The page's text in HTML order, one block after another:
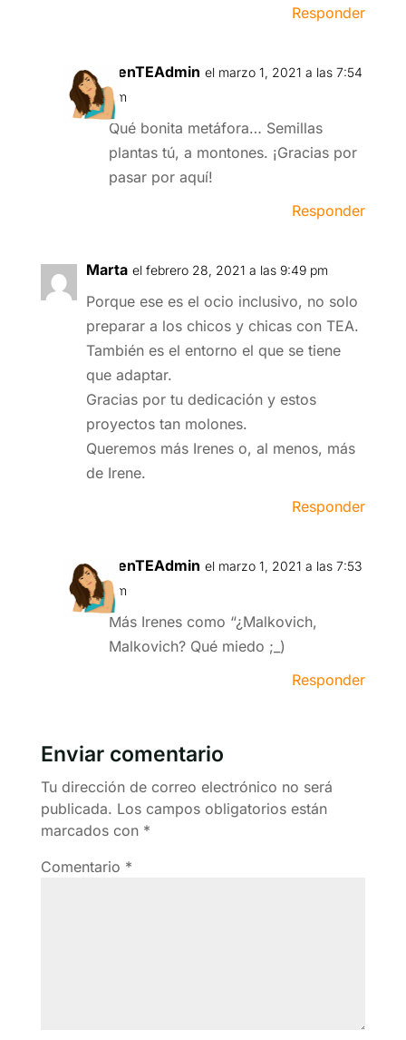
Responder
venTEAdmin el marzo 1, 2021 a las 7:54
am
Qué bonita metáfora… Semillas
plantas tú, a montones. ¡Gracias por
pasar por aquí!
Responder
Marta el febrero 28, 2021 a las 9:49 pm
Porque ese es el ocio inclusivo, no solo
preparar a los chicos y chicas con TEA.
También es el entorno el que se tiene
que adaptar.
Gracias por tu dedicación y estos
proyectos tan molones.
Queremos más Irenes o, al menos, más
de Irene.
Responder
venTEAdmin el marzo 1, 2021 a las 7:53
am
Más Irenes como “¿Malkovich,
Malkovich? Qué miedo ;_)
Responder
Enviar comentario
Tu dirección de correo electrónico no será
publicada. Los campos obligatorios están
marcados con *
Comentario *